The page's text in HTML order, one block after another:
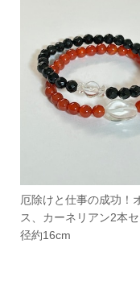
厄除けと仕事の成功！
ス、カーネリアン2本
径約16cm